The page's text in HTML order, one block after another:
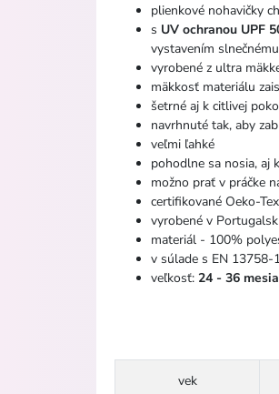
plienkové nohavičky
s UV ochranou UPF
vystavením
vyrobené z ultra
mäkkosť materiálu
šetrné aj k citlivej
navrhnuté tak, aby
veľmi ľahké
pohodlne sa nosia, aj
možno prať v práčke
certifikované Oeko-
vyrobené v
materiál - 100%
v súlade s EN
veľkosť: 24 - 36
vek